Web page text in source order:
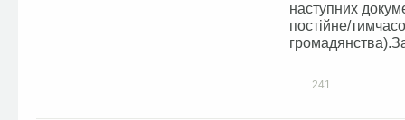
наступних
постійне/
241